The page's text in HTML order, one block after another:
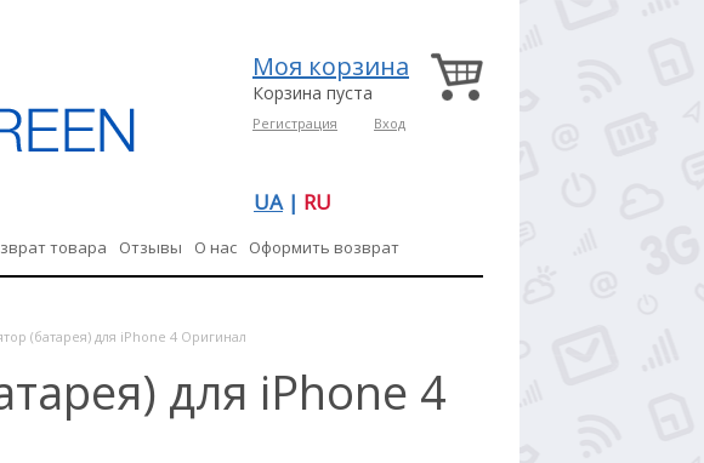
Моя корзина
Корзина пуста
Регистрация Вход
UA | RU
товара Отзывы О нас Оформить возврат
(батарея) для iPhone 4 Оригинал
для iPhone 4